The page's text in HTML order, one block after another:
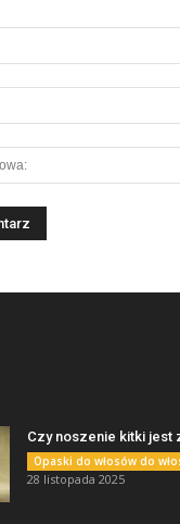
Czy noszenie kitki jest
Opaski do włosów do
28 listopada 2025